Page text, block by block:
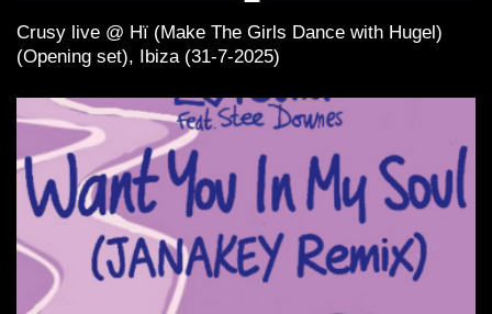
Crusy live @ Hï (Make The Girls Dance with Hugel)
(Opening set), Ibiza (31-7-2025)